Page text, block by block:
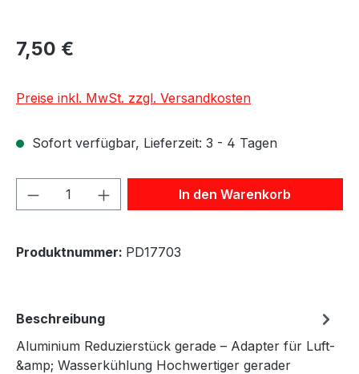
7,50 €
Preise inkl. MwSt. zzgl. Versandkosten
Sofort verfügbar, Lieferzeit: 3 - 4 Tagen
Produkt Anzahl: Gib denIn den Warenkorb
Produktnummer: PD17703
Beschreibung
Aluminium Reduzierstück gerade – Adapter für Luft-
&amp; Wasserkühlung Hochwertiger gerader